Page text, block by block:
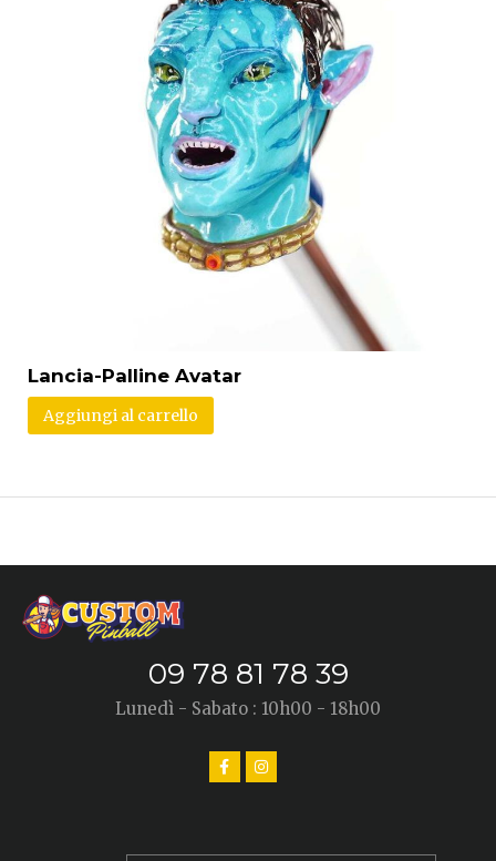
Lancia-Palline Avatar
Aggiungi al carrello
09 78 81 78 39
Lunedì - Sabato : 10h00 - 18h00